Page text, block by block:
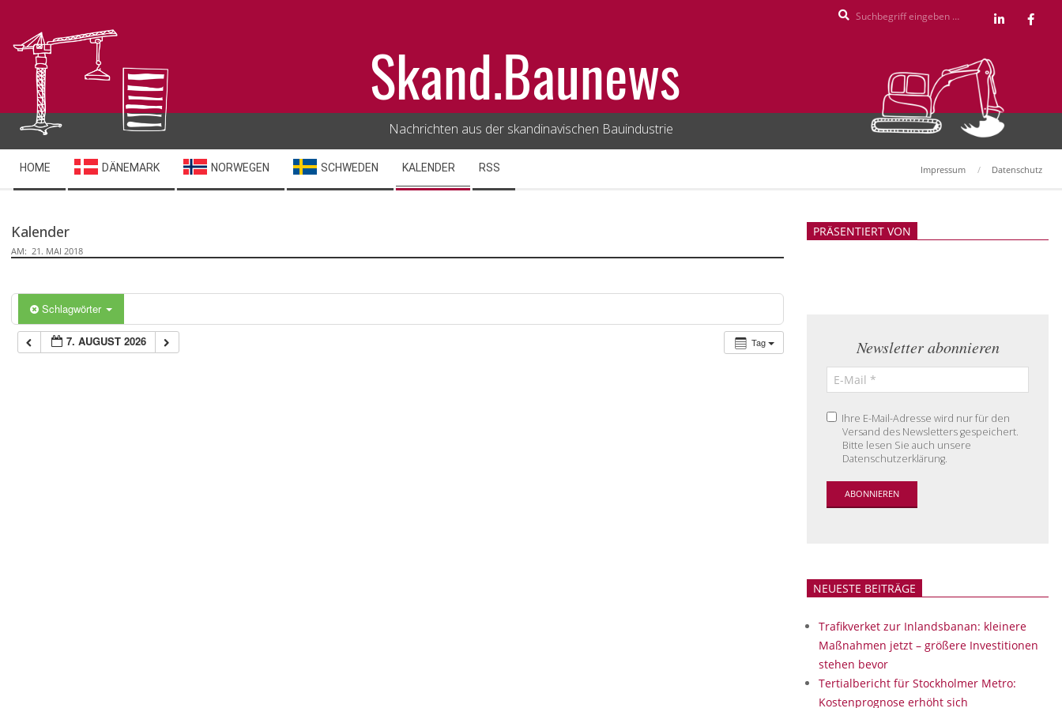
content
Skand.Baunews
Nachrichten aus der skandinavischen Bauindustrie
Navigation
Menu
HOME DÄNEMARK NORWEGEN SCHWEDEN KALENDER RSS Impressum Datenschutz
Kalender
AM: 21. MAI 2018
Schlagwörter
Tag
7. AUGUST 2026
PRÄSENTIERT VON
Newsletter abonnieren
Ihre E-Mail-Adresse wird nur für den
Versand des Newsletters gespeichert.
Bitte lesen Sie auch unsere
Datenschutzerklärung.
NEUESTE BEITRÄGE
Trafikverket zur Inlandsbanan: kleinere
Maßnahmen jetzt – größere Investitionen
stehen bevor
Tertialbericht für Stockholmer Metro:
Kostenprognose erhöht sich